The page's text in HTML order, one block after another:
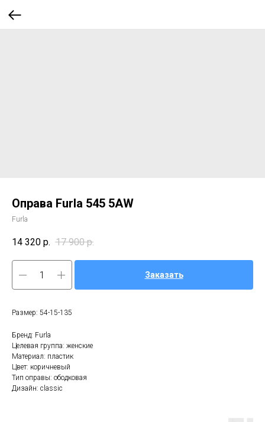
Оправа Furla 545 5AW
Furla
14 320 р. 17 900 р.
Заказать
Размер: 54-15-135
Бренд: Furla
Целевая группа: женские
Материал: пластик
Цвет: коричневый
Тип оправы: ободковая
Дизайн: classic